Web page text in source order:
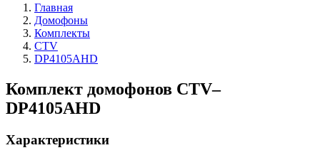
Главная
Домофоны
Комплекты
CTV
DP4105AHD
Комплект домофонов CTV–
DP4105AHD
Характеристики